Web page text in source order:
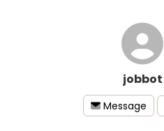
jobbot
Message